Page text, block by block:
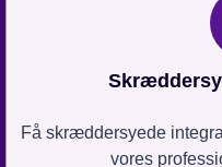
Få skræddersyede
vores